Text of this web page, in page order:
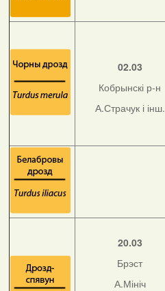
02.03
Кобрынскі р-н
А.Страчук і інш.
20.03
Брэст
А.Мініч